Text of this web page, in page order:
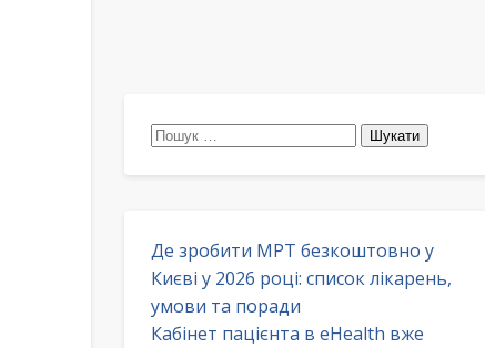
Пошук:
Де зробити МРТ безкоштовно у
Києві у 2026 році: список лікарень,
умови та поради
Кабінет пацієнта в eHealth вже